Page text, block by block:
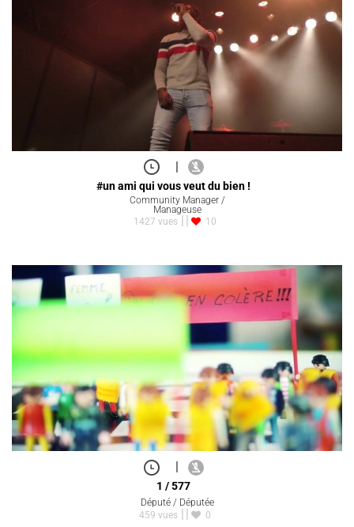
|
#un ami qui vous veut du bien !
Community Manager /
Manageuse
1427 vues
10
|
1 / 577
Député / Députée
459 vues
0